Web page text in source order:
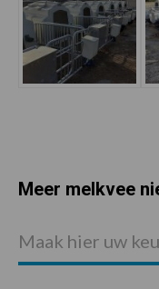
Meer melkvee
Maak hier uw